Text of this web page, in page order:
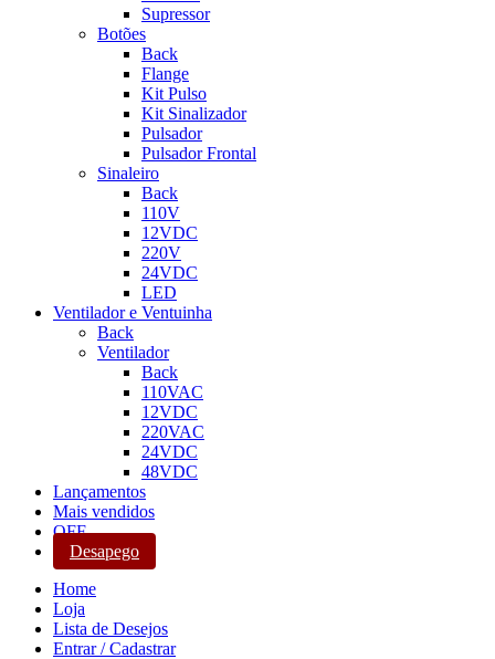
Supressor
Botões
Back
Flange
Kit Pulso
Kit Sinalizador
Pulsador
Pulsador Frontal
Sinaleiro
Back
110V
12VDC
220V
24VDC
LED
Ventilador e Ventuinha
Back
Ventilador
Back
110VAC
12VDC
220VAC
24VDC
48VDC
Lançamentos
Mais vendidos
OFF
Desapego
Home
Loja
Lista de Desejos
Entrar / Cadastrar